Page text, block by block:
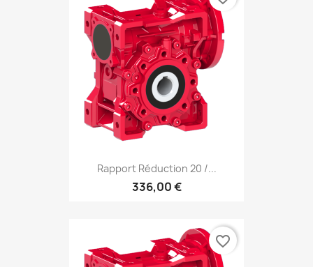
Rapport Réduction 20 /...
336,00 €
favorite_border